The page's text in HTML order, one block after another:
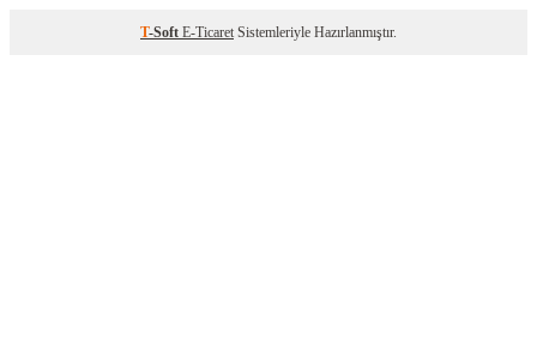
T-Soft E-Ticaret Sistemleriyle Hazırlanmıştır.